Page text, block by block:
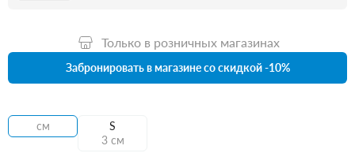
Только в розничных магазинах
Забронировать в магазине со скидкой -10%
см
S
3 см